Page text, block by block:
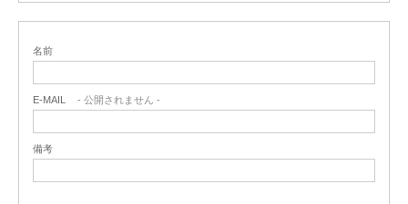
名前
E-MAIL - 公開されません -
備考